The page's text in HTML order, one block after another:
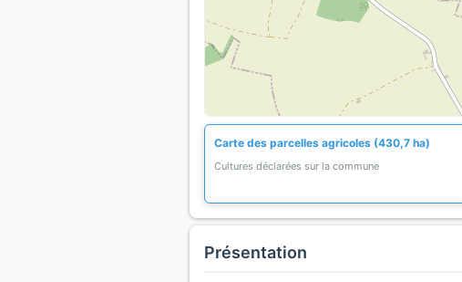
Carte des parcelles agricoles (430,7 ha)
Cultures déclarées sur la commune
Présentation